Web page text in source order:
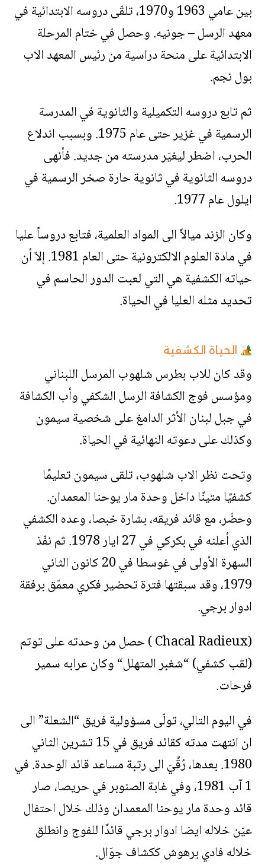
بين عامي 1963 و1970، تلقّى دروسه الابتدائية في
معهد الرسل – جونيه. وحصل في ختام المرحلة
الابتدائية على منحة دراسية من رئيس المعهد الاب
بول نجم.
ثم تابع دروسه التكميلية والثانوية في المدرسة
الرسمية في غزير حتى عام 1975. وبسبب اندلاع
الحرب، اضطر ليغيّر مدرسته من جديد. فأنهى
دروسه الثانوية في ثانوية حارة صخر الرسمية في
ايلول عام 1977.
وكان الزند ميالاً الى المواد العلمية، فتابع دروساً عليا
في مادة العلوم الالكترونية حتى العام 1981. إلاّ أن
حياته الكشفية هي التي لعبت الدور الحاسم في
تحديد مثله العليا في الحياة.
الحياة الكشفية
وقد كان للاب بطرس شلهوب المرسل اللبناني
ومؤسس فوج الكشافة الرسل الشكفي وأب الكشافة
في جبل لبنان الأثر الدامغ على شخصية سيمون
وكذلك على دعوته النهائية في الحياة.
وتحت نظر الاب شلهوب، تلقى سيمون تعليمًا
كشفيًا متينًا داخل وحدة مار يوحنا المعمدان.
وحضّر، مع قائد فريقه، بشارة خبصا، وعده الكشفي
الذي أعلنه في بكركي في 27 ايار 1978. ثم نفّذ
السهرة الأولى في غوسطا في 20 كانون الثاني
1979، وقد سبقتها فترة تحضير فكري معمّق برفقة
ادوار برجي.
(Chacal Radieux ) حصل من وحدته على توتم
(لقب كشفي) “شغبر المتهلل“ وكان عرابه سمير
فرحات.
في اليوم التالي، تولّى مسؤولية فريق “الشعلة” الى
ان انتهت مدته كقائد فريق في 15 تشرين الثاني
1980. بعدها، رُقِّيَ الى رتبة مساعد قائد الوحدة. في
1 آب 1981، وفي غابة الصنوبر في حريصا، صار
قائد وحدة مار يوحنا المعمدان وذلك خلال احتفال
عيّن خلاله ايضا ادوار برجي قائدًا للفوج وانطلق
خلاله فادي برهوش ككشاف جوّال.